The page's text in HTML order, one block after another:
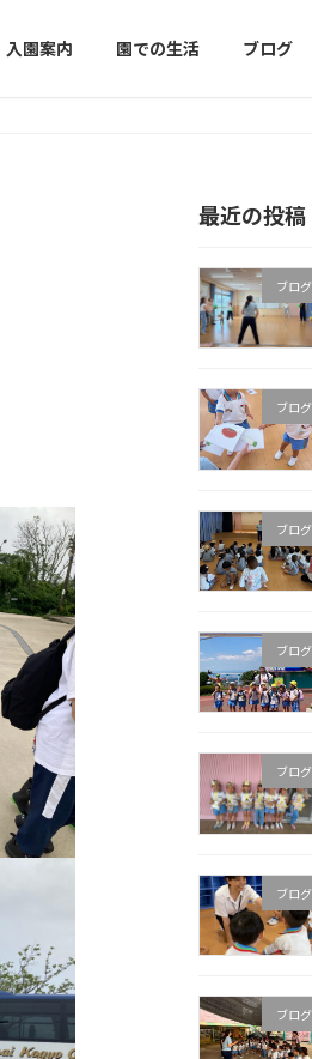
入園案内 園での生活 ブログ
最近の投稿
ブログ
ブログ
ブログ
ブログ
ブログ
ブログ
ブログ